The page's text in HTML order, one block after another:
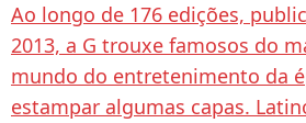
Ao longo de 176 edições,
2013, a G trouxe famosos do
mundo do entretenimento da
estampar algumas capas.